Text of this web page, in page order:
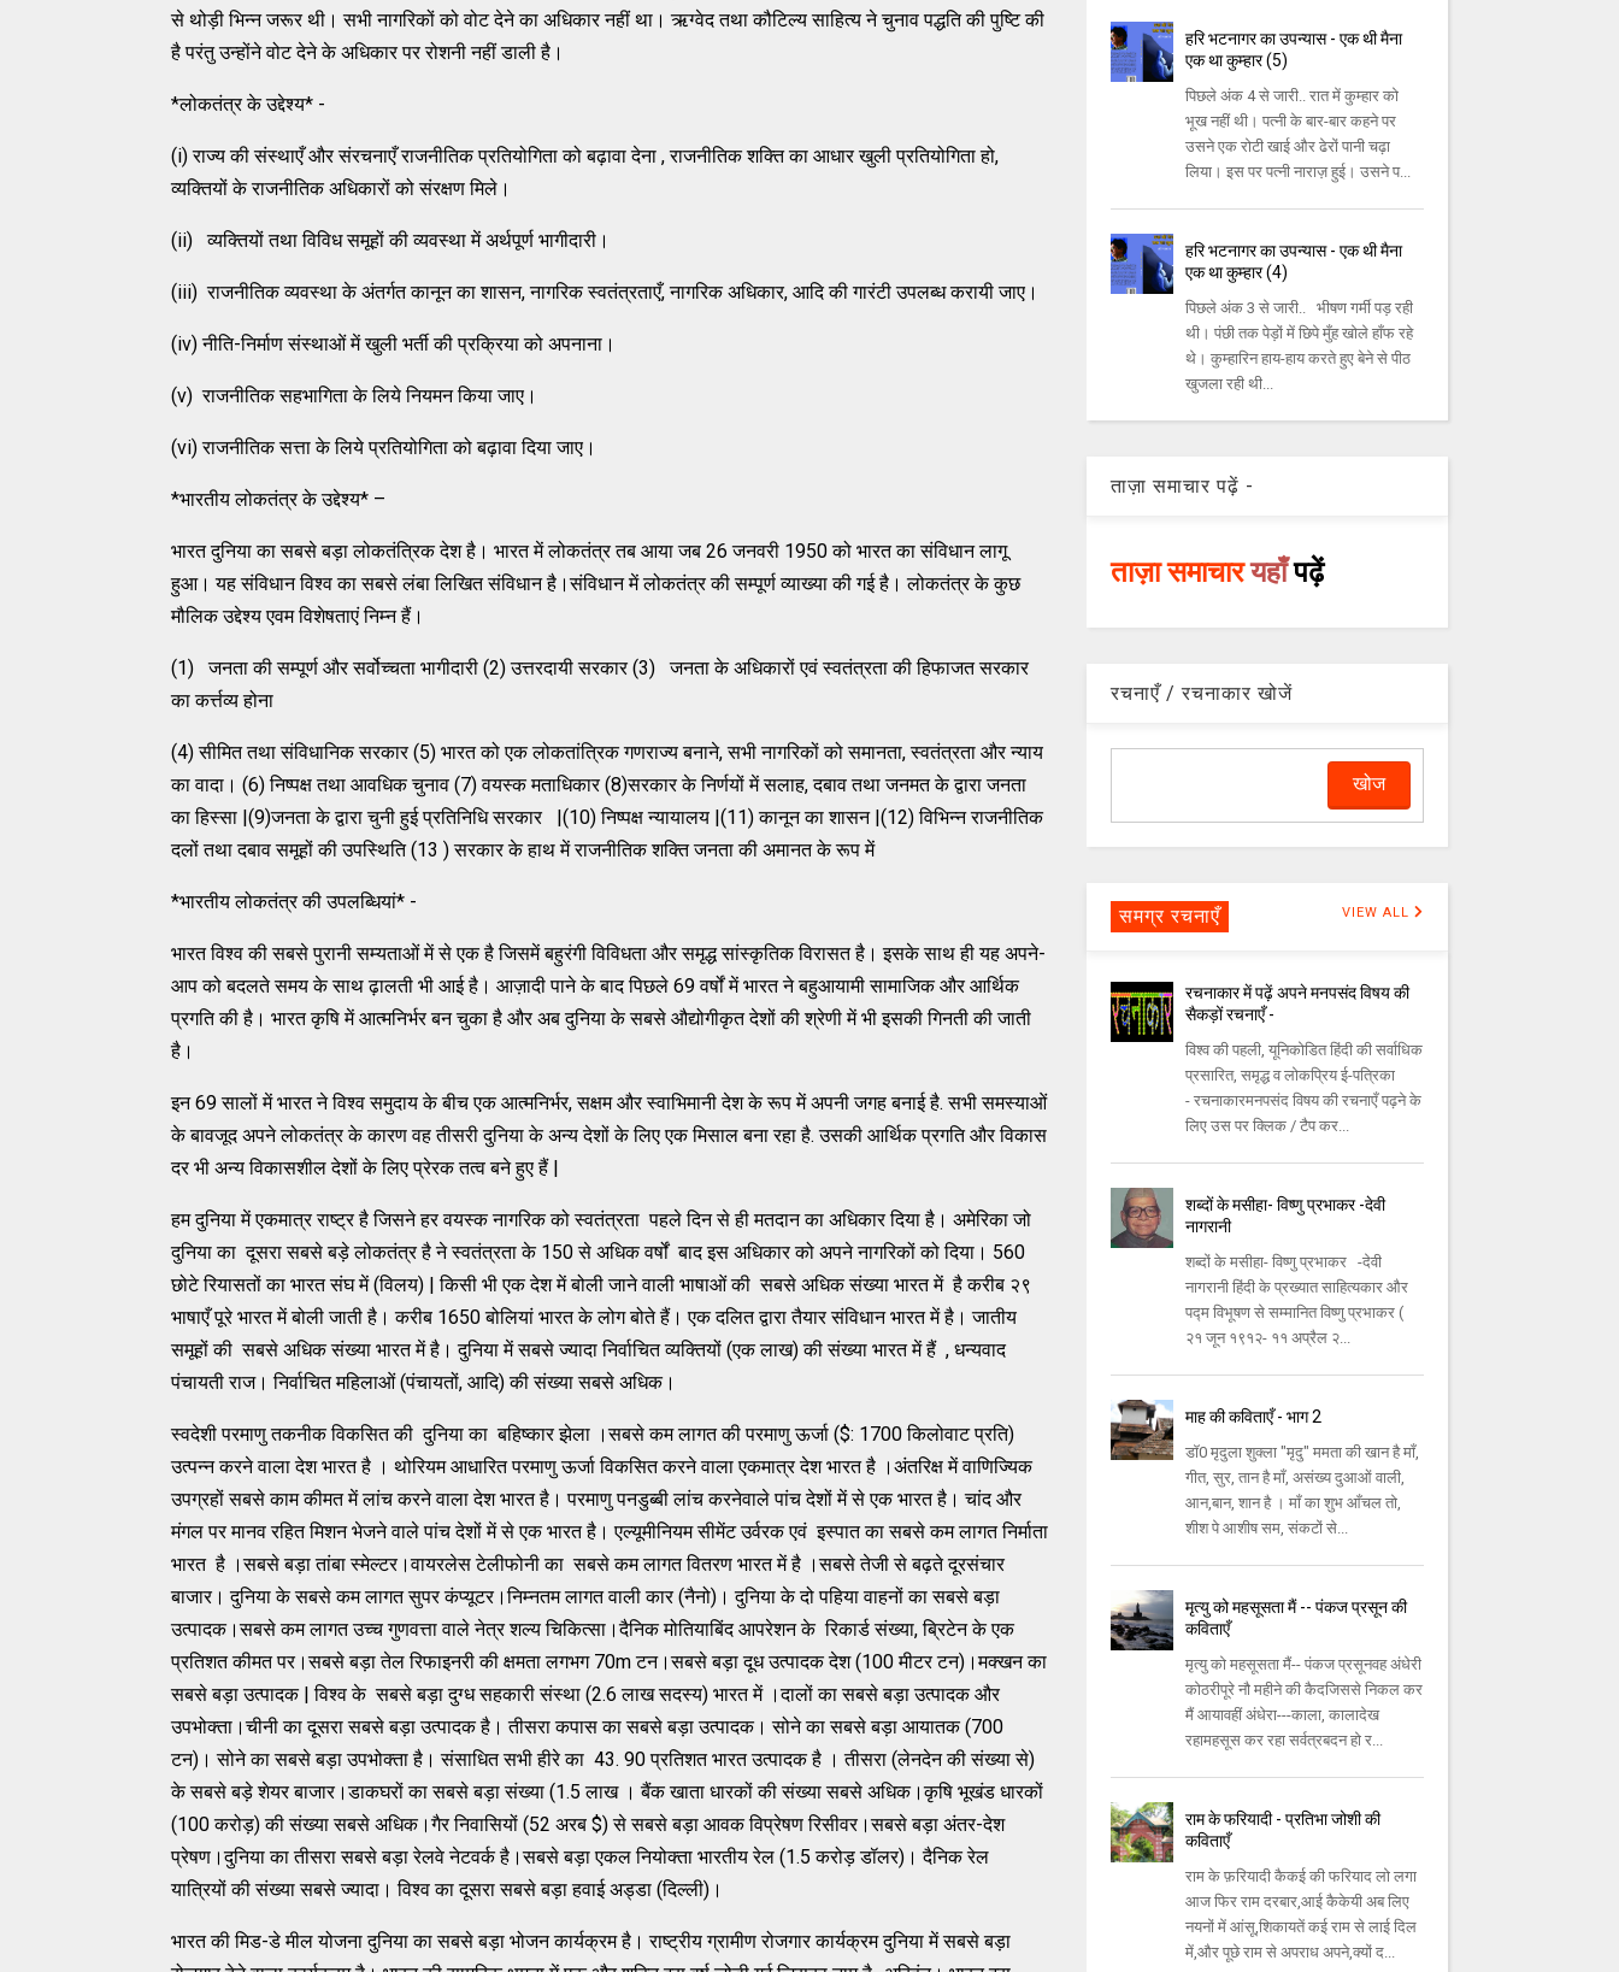
से थोड़ी भिन्न जरूर थी। सभी नागरिकों को वोट देने का अधिकार नहीं था। ऋग्वेद तथा कौटिल्य साहित्य ने चुनाव पद्धति की पुष्टि की
है परंतु उन्होंने वोट देने के अधिकार पर रोशनी नहीं डाली है।
*लोकतंत्र के उद्देश्य* -
(i) राज्य की संस्थाएँ और संरचनाएँ राजनीतिक प्रतियोगिता को बढ़ावा देना , राजनीतिक शक्ति का आधार खुली प्रतियोगिता हो,
व्यक्तियों के राजनीतिक अधिकारों को संरक्षण मिले।
(ii) व्यक्तियों तथा विविध समूहों की व्यवस्था में अर्थपूर्ण भागीदारी।
(iii) राजनीतिक व्यवस्था के अंतर्गत कानून का शासन, नागरिक स्वतंत्रताएँ, नागरिक अधिकार, आदि की गारंटी उपलब्ध करायी जाए।
(iv) नीति-निर्माण संस्थाओं में खुली भर्ती की प्रक्रिया को अपनाना।
(v) राजनीतिक सहभागिता के लिये नियमन किया जाए।
(vi) राजनीतिक सत्ता के लिये प्रतियोगिता को बढ़ावा दिया जाए।
*भारतीय लोकतंत्र के उद्देश्य* –
भारत दुनिया का सबसे बड़ा लोकतंत्रिक देश है। भारत में लोकतंत्र तब आया जब 26 जनवरी 1950 को भारत का संविधान लागू
हुआ। यह संविधान विश्व का सबसे लंबा लिखित संविधान है।संविधान में लोकतंत्र की सम्पूर्ण व्याख्या की गई है। लोकतंत्र के कुछ
मौलिक उद्देश्य एवम विशेषताएं निम्न हैं।
(1) जनता की सम्पूर्ण और सर्वोच्चता भागीदारी (2) उत्तरदायी सरकार (3) जनता के अधिकारों एवं स्वतंत्रता की हिफाजत सरकार
का कर्त्तव्य होना
(4) सीमित तथा संविधानिक सरकार (5) भारत को एक लोकतांत्रिक गणराज्य बनाने, सभी नागरिकों को समानता, स्वतंत्रता और न्याय
का वादा। (6) निष्पक्ष तथा आवधिक चुनाव (7) वयस्क मताधिकार (8)सरकार के निर्णयों में सलाह, दबाव तथा जनमत के द्वारा जनता
का हिस्सा |(9)जनता के द्वारा चुनी हुई प्रतिनिधि सरकार |(10) निष्पक्ष न्यायालय |(11) कानून का शासन |(12) विभिन्न राजनीतिक
दलों तथा दबाव समूहों की उपस्थिति (13 ) सरकार के हाथ में राजनीतिक शक्ति जनता की अमानत के रूप में
*भारतीय लोकतंत्र की उपलब्धियां* -
भारत विश्‍व की सबसे पुरानी सम्‍यताओं में से एक है जिसमें बहुरंगी विविधता और समृद्ध सांस्‍कृतिक विरासत है। इसके साथ ही यह अपने-
आप को बदलते समय के साथ ढ़ालती भी आई है। आज़ादी पाने के बाद पिछले 69 वर्षों में भारत ने बहुआयामी सामाजिक और आर्थिक
प्रगति की है। भारत कृषि में आत्‍मनिर्भर बन चुका है और अब दुनिया के सबसे औद्योगीकृत देशों की श्रेणी में भी इसकी गिनती की जाती
है।
इन 69 सालों में भारत ने विश्व समुदाय के बीच एक आत्मनिर्भर, सक्षम और स्वाभिमानी देश के रूप में अपनी जगह बनाई है. सभी समस्याओं
के बावजूद अपने लोकतंत्र के कारण वह तीसरी दुनिया के अन्य देशों के लिए एक मिसाल बना रहा है. उसकी आर्थिक प्रगति और विकास
दर भी अन्य विकासशील देशों के लिए प्रेरक तत्व बने हुए हैं |
हम दुनिया में एकमात्र राष्ट्र है जिसने हर वयस्क नागरिक को स्वतंत्रता पहले दिन से ही मतदान का अधिकार दिया है। अमेरिका जो
दुनिया का दूसरा सबसे बड़े लोकतंत्र है ने स्वतंत्रता के 150 से अधिक वर्षों बाद इस अधिकार को अपने नागरिकों को दिया। 560
छोटे रियासतों का भारत संघ में (विलय) | किसी भी एक देश में बोली जाने वाली भाषाओं की सबसे अधिक संख्या भारत में है करीब २९
भाषाएँ पूरे भारत में बोली जाती है। करीब 1650 बोलियां भारत के लोग बोते हैं। एक दलित द्वारा तैयार संविधान भारत में है। जातीय
समूहों की सबसे अधिक संख्या भारत में है। दुनिया में सबसे ज्यादा निर्वाचित व्यक्तियों (एक लाख) की संख्या भारत में हैं , धन्यवाद
पंचायती राज। निर्वाचित महिलाओं (पंचायतों, आदि) की संख्या सबसे अधिक।
स्वदेशी परमाणु तकनीक विकसित की दुनिया का बहिष्कार झेला ।सबसे कम लागत की परमाणु ऊर्जा ($: 1700 किलोवाट प्रति)
उत्पन्न करने वाला देश भारत है । थोरियम आधारित परमाणु ऊर्जा विकसित करने वाला एकमात्र देश भारत है ।अंतरिक्ष में वाणिज्यिक
उपग्रहों सबसे काम कीमत में लांच करने वाला देश भारत है। परमाणु पनडुब्बी लांच करनेवाले पांच देशों में से एक भारत है। चांद और
मंगल पर मानव रहित मिशन भेजने वाले पांच देशों में से एक भारत है। एल्यूमीनियम सीमेंट उर्वरक एवं इस्पात का सबसे कम लागत निर्माता
भारत है ।सबसे बड़ा तांबा स्मेल्टर।वायरलेस टेलीफोनी का सबसे कम लागत वितरण भारत में है ।सबसे तेजी से बढ़ते दूरसंचार
बाजार। दुनिया के सबसे कम लागत सुपर कंप्यूटर।निम्नतम लागत वाली कार (नैनो)। दुनिया के दो पहिया वाहनों का सबसे बड़ा
उत्पादक।सबसे कम लागत उच्च गुणवत्ता वाले नेत्र शल्य चिकित्सा।दैनिक मोतियाबिंद आपरेशन के रिकार्ड संख्या, ब्रिटेन के एक
प्रतिशत कीमत पर।सबसे बड़ा तेल रिफाइनरी की क्षमता लगभग 70m टन।सबसे बड़ा दूध उत्पादक देश (100 मीटर टन)।मक्खन का
सबसे बड़ा उत्पादक | विश्व के सबसे बड़ा दुग्ध सहकारी संस्था (2.6 लाख सदस्य) भारत में ।दालों का सबसे बड़ा उत्पादक और
उपभोक्ता।चीनी का दूसरा सबसे बड़ा उत्पादक है। तीसरा कपास का सबसे बड़ा उत्पादक। सोने का सबसे बड़ा आयातक (700
टन)। सोने का सबसे बड़ा उपभोक्ता है। संसाधित सभी हीरे का 43. 90 प्रतिशत भारत उत्पादक है । तीसरा (लेनदेन की संख्या से)
के सबसे बड़े शेयर बाजार।डाकघरों का सबसे बड़ा संख्या (1.5 लाख । ​​बैंक खाता धारकों की संख्या सबसे अधिक।कृषि भूखंड धारकों
(100 करोड़) की संख्या सबसे अधिक।गैर निवासियों (52 अरब $) से सबसे बड़ा आवक विप्रेषण रिसीवर।सबसे बड़ा अंतर-देश
प्रेषण।दुनिया का तीसरा सबसे बड़ा रेलवे नेटवर्क है।सबसे बड़ा एकल नियोक्ता भारतीय रेल (1.5 करोड़ डॉलर)। दैनिक रेल
यात्रियों की संख्या सबसे ज्यादा। विश्व का दूसरा सबसे बड़ा हवाई अड्डा (दिल्ली)।
भारत की मिड-डे मील योजना दुनिया का सबसे बड़ा भोजन कार्यक्रम है। राष्ट्रीय ग्रामीण रोजगार कार्यक्रम दुनिया में सबसे बड़ा
हरि भटनागर का उपन्यास - एक थी मैना
एक था कुम्हार (5)
पिछले अंक 4 से जारी.. रात में कुम्हार को
भूख नहीं थी। पत्नी के बार-बार कहने पर
उसने एक रोटी खाई और ढेरों पानी चढ़ा
लिया। इस पर पत्नी नाराज़ हुई। उसने प...
हरि भटनागर का उपन्यास - एक थी मैना
एक था कुम्हार (4)
पिछले अंक 3 से जारी.. भीषण गर्मी पड़ रही
थी। पंछी तक पेड़ों में छिपे मुँह खोले हाँफ रहे
थे। कुम्हारिन हाय-हाय करते हुए बेने से पीठ
खुजला रही थी...
ताज़ा समाचार पढ़ें -
ताज़ा समाचारयहाँपढ़ें
रचनाएँ / रचनाकार खोजें
समग्र रचनाएँ VIEW ALL
रचनाकार में पढ़ें अपने मनपसंद विषय की
सैकड़ों रचनाएँ -
विश्व की पहली, यूनिकोडित हिंदी की सर्वाधिक
प्रसारित, समृद्ध व लोकप्रिय ई-पत्रिका
- रचनाकारमनपसंद विषय की रचनाएँ पढ़ने के
लिए उस पर क्लिक / टैप कर...
शब्दों के मसीहा- विष्णु प्रभाकर -देवी
नागरानी
शब्दों के मसीहा- विष्णु प्रभाकर -देवी
नागरानी हिंदी के प्रख्यात साहित्यकार और
पद्म विभूषण से सम्मानित विष्णु प्रभाकर (
२१ जून १९१२- ११ अप्रैल २...
माह की कविताएँ - भाग 2
डॉ0 मृदुला शुक्ला "मृदु" ममता की खान है माँ,
गीत, सुर, तान है माँ, असंख्य दुआओं वाली,
आन,बान, शान है । माँ का शुभ आँचल तो,
शीश पे आशीष सम, संकटों से...
मृत्यु को महसूसता मैं -- पंकज प्रसून की
कविताएँ
मृत्यु को महसूसता मैं-- पंकज प्रसूनवह अंधेरी
कोठरीपूरे नौ महीने की कैदजिससे निकल कर
मैं आयावहीं अंधेरा---काला, कालादेख
रहामहसूस कर रहा सर्वत्रबदन हो र...
राम के फरियादी - प्रतिभा जोशी की
कविताएँ
राम के फ़रियादी कैकई की फरियाद लो लगा
आज फिर राम दरबार,आई कैकेयी अब लिए
नयनों में आंसू,शिकायतें कई राम से लाई दिल
में,और पूछे राम से अपराध अपने,क्यों द...